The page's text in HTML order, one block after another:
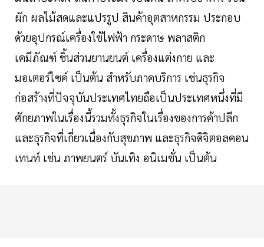
ผัก ผลไม้สดและแปรรูป สินค้าอุตสาหกรรม ประกอบ
ด้วยอุปกรณ์เครื่องใช้ไฟฟ้า กระดาษ พลาสติก
เคมีภัณฑ์ ชิ้นส่วนยานยนต์ เครื่องแต่งกาย และ
มอเตอร์ไซค์ เป็นต้น สำหรับภาคบริการ เช่นธุรกิจ
ก่อสร้างที่ปัจจุบันประเทศไทยถือเป็นประเทศหนึ่งที่มี
ศักยภาพในเรื่องนี้รวมทั้งธุรกิจในเรื่องของการค้าปลีก
และธุรกิจที่เกี่ยวเนื่องกับสุขภาพ และธุรกิจดิจิตอลคอน
เทนท์ เช่น ภาพยนตร์ บันเทิง อนิเมชั่น เป็นต้น